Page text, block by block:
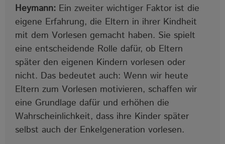
Heymann: Ein zweiter wichtiger Faktor ist die
eigene Erfahrung, die Eltern in ihrer Kindheit
mit dem Vorlesen gemacht haben. Sie spielt
eine entscheidende Rolle dafür, ob Eltern
später den eigenen Kindern vorlesen oder
nicht. Das bedeutet auch: Wenn wir heute
Eltern zum Vorlesen motivieren, schaffen wir
eine Grundlage dafür und erhöhen die
Wahrscheinlichkeit, dass ihre Kinder später
selbst auch der Enkelgeneration vorlesen.